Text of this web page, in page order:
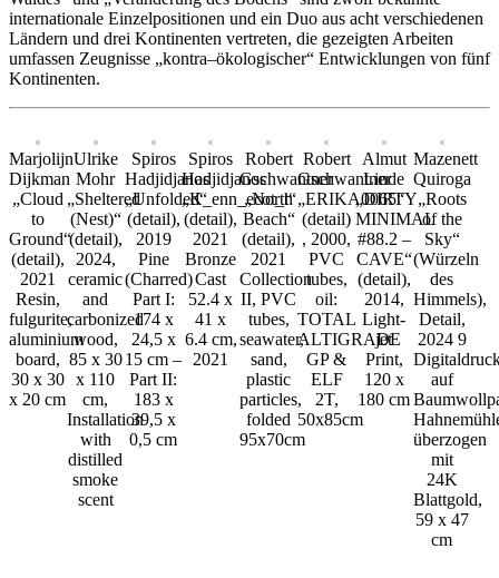
internationale Einzelpositionen und ein Duo aus acht verschiedenen
Ländern und drei Kontinenten vertreten, die gezeigten Arbeiten
umfassen Zeugnisse „kontra–ökologischer“ Entwicklungen von fünf
Kontinenten.
Marjolijn
Dijkman
„Cloud
to
Ground“
(detail),
2021
Resin,
fulgurite,
aluminium
board,
30 x 30
x 20 cm
Ulrike
Mohr
„Sheltered
(Nest)“
(detail),
2024,
ceramic
and
carbonized
wood,
85 x 30
x 110
cm,
Installation
with
distilled
smoke
scent
Spiros
Hadjidjanos
„Unfolded“
(detail),
2019
Pine
(Charred)
Part I:
174 x
24,5 x
15 cm –
Part II:
183 x
39,5 x
0,5 cm
Spiros
Hadjidjanos
„K_enn_ecot_t“
(detail),
2021
Bronze
Cast
52.4 x
41 x
6.4 cm,
2021
Robert
Gschwantner
„North
Beach“
(detail),
2021
Collection
II, PVC
tubes,
seawater,
sand,
plastic
particles,
folded
95x70cm
Robert
Gschwantner
„ERIKA0065“
(detail)
, 2000,
PVC
tubes,
oil:
TOTAL
ALTIGRADE
GP &
ELF
2T,
50x85cm
Almut
Linde
„DIRTY
MINIMAL
#88.2 –
CAVE“
(detail),
2014,
Light-
jet
Print,
120 x
180 cm
Mazenett
Quiroga
„Roots
of the
Sky“
(Würzeln
des
Himmels),
Detail,
2024 9
auf
überzogen
mit
24K
Blattgold,
59 x 47
cm